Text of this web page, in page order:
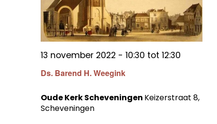
Ds. Barend H. Weegink
13 november 2022 - 10:30 tot 12:30
Oude Kerk Scheveningen Keizerstraat 8,
Scheveningen